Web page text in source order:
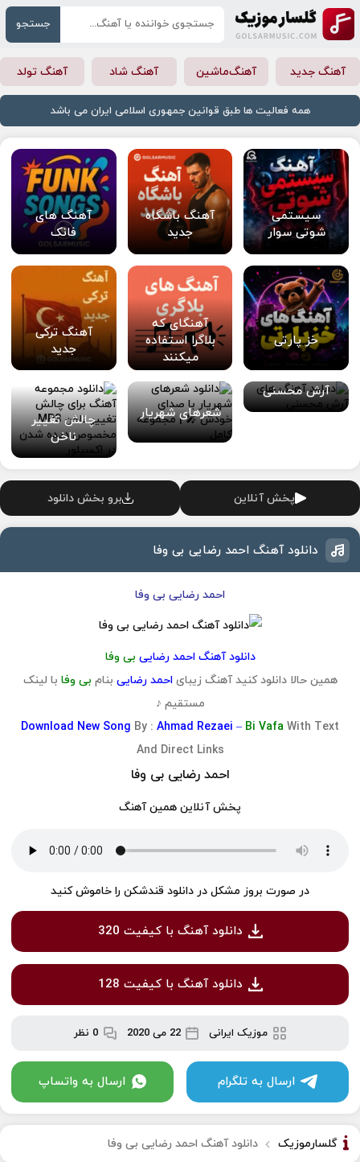
جستجو
آهنگ جدید آهنگ‌ماشین آهنگ شاد آهنگ تولد
همه فعالیت ها طبق قوانین جمهوری اسلامی ایران می باشد
سیستمی
شوتی سوار
آهنگ باشگاه
جدید
آهنگ های
فانک
خز پارتی
آهنگای که
بلاگرا استفاده
میکنند
آهنگ ترکی
جدید
آهنگ های
آرش محسنی
شعرهای شهریار
چالش تغییر
ناخن
پخش آنلاین برو بخش دانلود
دانلود آهنگ احمد رضایی بی وفا
احمد رضایی بی وفا
دانلود آهنگ احمد رضایی بی وفا
همین حالا دانلود کنید آهنگ زیبایاحمد رضایی بنام بی وفا با لینک
مستقیم ♪
Download New Song By : Ahmad Rezaei – Bi Vafa With Text
And Direct Links
احمد رضایی بی وفا
پخش آنلاین همین آهنگ
در صورت بروز مشکل در دانلود قندشکن را خاموش کنید
دانلود آهنگ با کیفیت 320
دانلود آهنگ با کیفیت 128
موزیک ایرانی 22 می 2020 0 نظر
ارسال به تلگرام ارسال به واتساپ
گلسارموزیک دانلود آهنگ احمد رضایی بی وفا